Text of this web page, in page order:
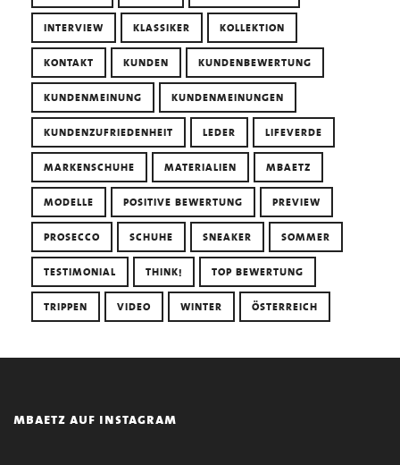
INTERVIEW KLASSIKER KOLLEKTION
KONTAKT KUNDEN KUNDENBEWERTUNG
KUNDENMEINUNG KUNDENMEINUNGEN
KUNDENZUFRIEDENHEIT LEDER LIFEVERDE
MARKENSCHUHE MATERIALIEN MBAETZ
MODELLE POSITIVE BEWERTUNG PREVIEW
PROSECCO SCHUHE SNEAKER SOMMER
TESTIMONIAL THINK! TOP BEWERTUNG
TRIPPEN VIDEO WINTER ÖSTERREICH
mbaetz auf instagram